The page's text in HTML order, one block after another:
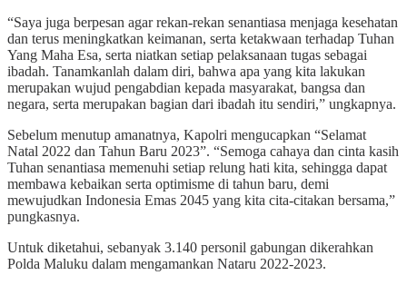
“Saya juga berpesan agar rekan-rekan senantiasa menjaga kesehatan
dan terus meningkatkan keimanan, serta ketakwaan terhadap Tuhan
Yang Maha Esa, serta niatkan setiap pelaksanaan tugas sebagai
ibadah. Tanamkanlah dalam diri, bahwa apa yang kita lakukan
merupakan wujud pengabdian kepada masyarakat, bangsa dan
negara, serta merupakan bagian dari ibadah itu sendiri,” ungkapnya.
Sebelum menutup amanatnya, Kapolri mengucapkan “Selamat
Natal 2022 dan Tahun Baru 2023”. “Semoga cahaya dan cinta kasih
Tuhan senantiasa memenuhi setiap relung hati kita, sehingga dapat
membawa kebaikan serta optimisme di tahun baru, demi
mewujudkan Indonesia Emas 2045 yang kita cita-citakan bersama,”
pungkasnya.
Untuk diketahui, sebanyak 3.140 personil gabungan dikerahkan
Polda Maluku dalam mengamankan Nataru 2022-2023.